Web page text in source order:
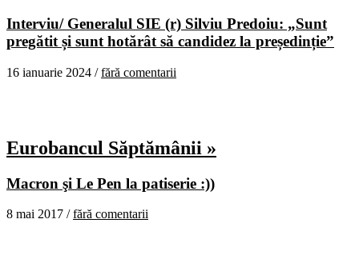
Interviu/ Generalul SIE (r) Silviu Predoiu: „Sunt
pregătit și sunt hotărât să candidez la președinție”
16 ianuarie 2024 /fără comentarii
Eurobancul Săptămânii »
Macron şi Le Pen la patiserie :))
8 mai 2017 /fără comentarii